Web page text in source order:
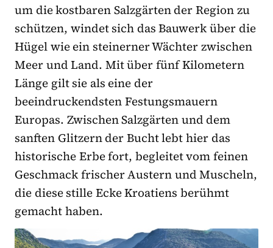
um die kostbaren Salzgärten der Region zu
schützen, windet sich das Bauwerk über die
Hügel wie ein steinerner Wächter zwischen
Meer und Land. Mit über fünf Kilometern
Länge gilt sie als eine der
beeindruckendsten Festungsmauern
Europas. Zwischen Salzgärten und dem
sanften Glitzern der Bucht lebt hier das
historische Erbe fort, begleitet vom feinen
Geschmack frischer Austern und Muscheln,
die diese stille Ecke Kroatiens berühmt
gemacht haben.